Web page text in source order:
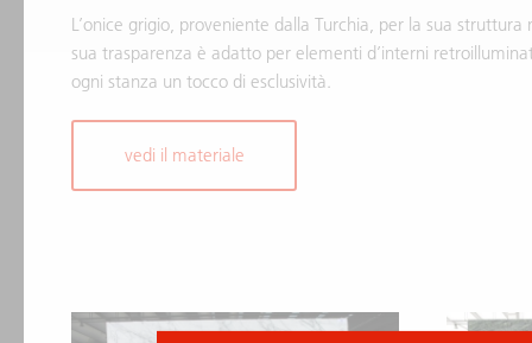
L’onice grigio, proveniente dalla Turchia, per la sua struttura
sua trasparenza è adatto per elementi d’interni
ogni stanza un tocco di esclusività.
vedi il materiale